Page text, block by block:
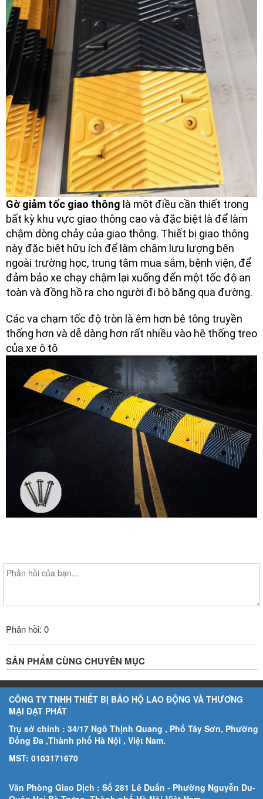
Gờ giảm tốc giao thông là một điều cần thiết trong
bất kỳ khu vực giao thông cao và đặc biệt là để làm
chậm dòng chảy của giao thông. Thiết bị giao thông
này đặc biệt hữu ích để làm chậm lưu lượng bên
ngoài trường học, trung tâm mua sắm, bệnh viện, để
đảm bảo xe chạy chậm lại xuống đến một tốc độ an
toàn và đồng hồ ra cho người đi bộ băng qua đường.
Các va chạm tốc độ tròn là êm hơn bê tông truyền
thống hơn và dễ dàng hơn rất nhiều vào hệ thống treo
của xe ô tô
Phản hồi: 0
SẢN PHẨM CÙNG CHUYÊN MỤC
CÔNG TY TNHH THIẾT BỊ BẢO HỘ LAO ĐỘNG VÀ THƯƠNG
MẠI ĐẠT PHÁT
Trụ sở chính : 34/17 Ngõ Thịnh Quang , Phố Tây Sơn, Phường
Đống Đa ,Thành phố Hà Nội , Việt Nam.
MST: 0103171670
Văn Phòng Giao Dịch : Số 281 Lê Duẩn - Phường Nguyễn Du-